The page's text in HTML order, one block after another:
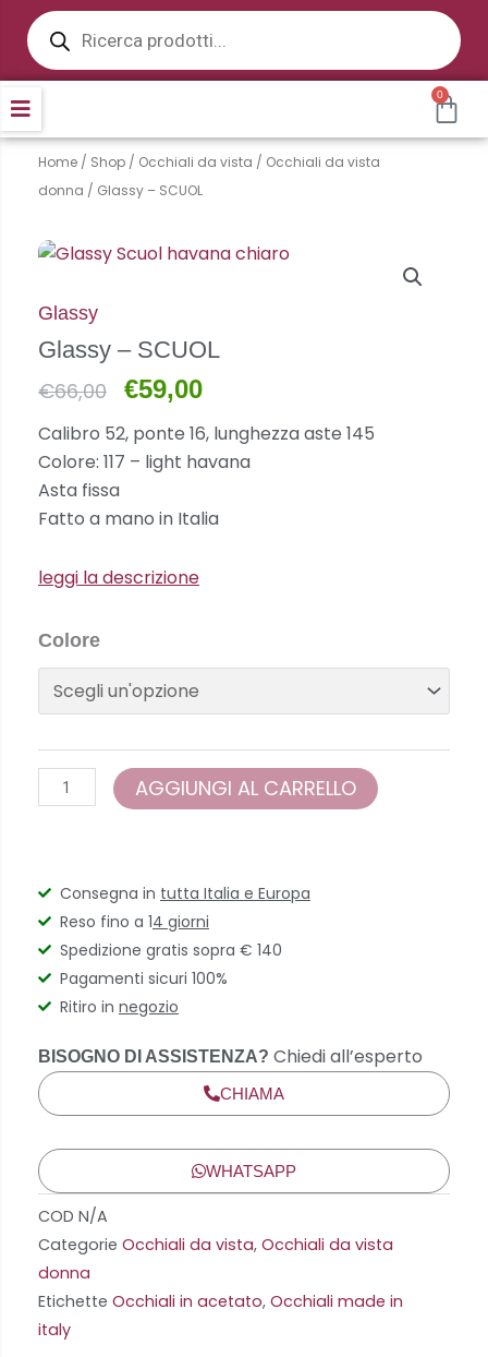
contenuto
Products
search
0
Home / Shop / Occhiali da vista / Occhiali da vista
donna / Glassy – SCUOL
Glassy
Glassy – SCUOL
€66,00
Il
originale
era:
€59,00Il
attuale
è:
Calibro 52, ponte 16, lunghezza aste 145
Colore: 117 – light havana
Asta fissa
Fatto a mano in Italia
leggi la descrizione
Colore
Glassy
-
SCUOL
quantità
AGGIUNGI AL CARRELLO
Consegna in tutta Italia e Europa
Reso fino a 14 giorni
Spedizione gratis sopra € 140
Pagamenti sicuri 100%
Ritiro in negozio
BISOGNO DI ASSISTENZA? Chiedi all’esperto
CHIAMA
WHATSAPP
COD N/A
Categorie Occhiali da vista, Occhiali da vista
donna
Etichette Occhiali in acetato, Occhiali made in
italy